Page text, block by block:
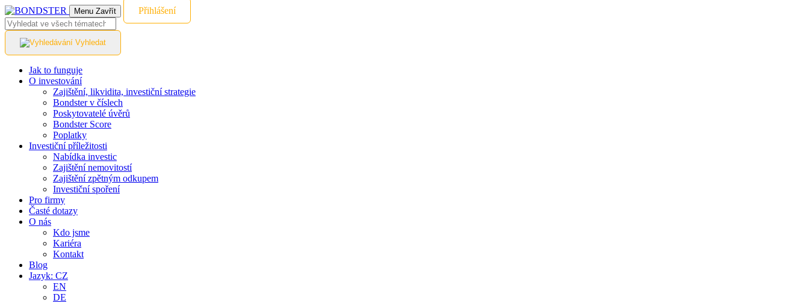
Menu Zavřít Přihlášení
Vyhledat
Jak to funguje
O investování
Zajištění, likvidita, investiční strategie
Bondster v číslech
Poskytovatelé úvěrů
Bondster Score
Poplatky
Investiční příležitosti
Nabídka investic
Zajištění nemovitostí
Zajištění zpětným odkupem
Investiční spoření
Pro firmy
Časté dotazy
O nás
Kdo jsme
Kariéra
Kontakt
Blog
Jazyk: CZ
EN
DE